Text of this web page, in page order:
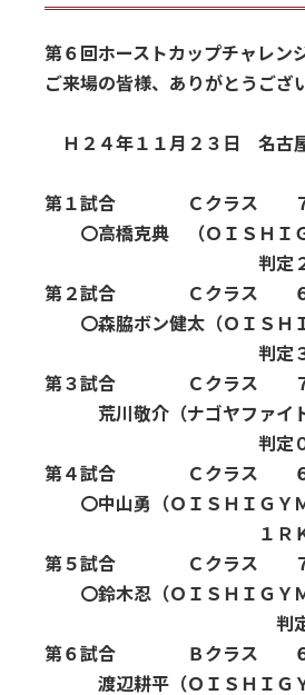
第６回ホーストカップチャレン
ご来場の皆様、ありがとうござ
Ｈ２４年１１月２３日 名古
（１１：３０集
第１試合 Ｃクラス ７
〇高橋克典 （ＯＩＳＨ
判定２：
第２試合 Ｃクラス ６
〇森脇ボン健太（ＯＩＳ
判定３：
第３試合 Ｃクラス ７
荒川敬介（ナゴヤファイ
判定０：
第４試合 Ｃクラス ６
〇中山勇（ＯＩＳＨＩ
１ＲＫｏ（右ボ
第５試合 Ｃクラス ７
〇鈴木忍（ＯＩＳＨＩ
判定３
第６試合 Ｂクラス ６
渡辺耕平（ＯＩＳＨＩ